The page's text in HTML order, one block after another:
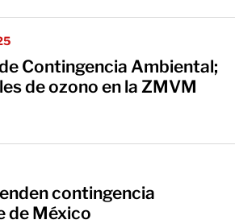
Contingencia Ambiental;
de ozono en la ZMVM
contingencia
de México